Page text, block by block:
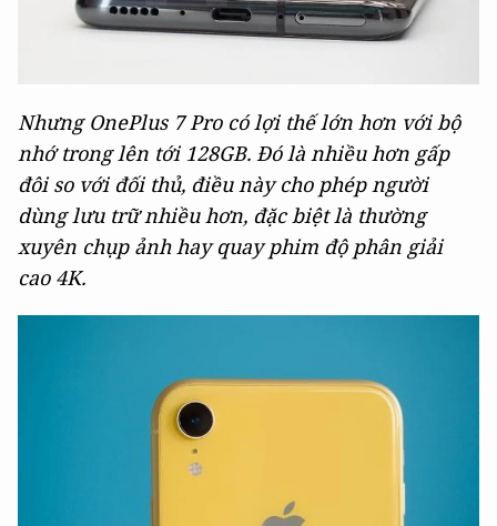
Nhưng OnePlus 7 Pro có lợi thế lớn hơn với bộ
nhớ trong lên tới 128GB. Đó là nhiều hơn gấp
đôi so với đối thủ, điều này cho phép người
dùng lưu trữ nhiều hơn, đặc biệt là thường
xuyên chụp ảnh hay quay phim độ phân giải
cao 4K.